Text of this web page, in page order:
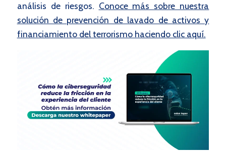
análisis de riesgos. Conoce más sobre nuestra
solución de prevención de lavado de activos y
financiamiento del terrorismo haciendo clic aquí.